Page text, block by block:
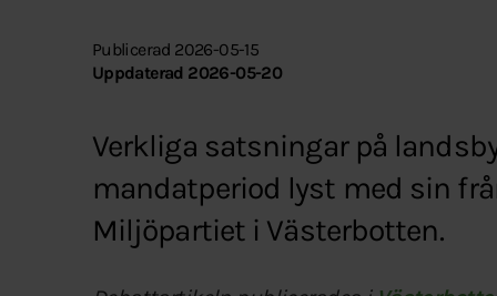
Publicerad 2026-05-15
Uppdaterad 2026-05-20
Verkliga satsningar på
mandatperiod lyst med sin
Miljöpartiet i Västerbotten.